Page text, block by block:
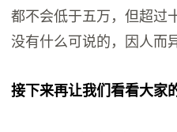
都不会低于五万，但超过
没有什么可说的，因人而
接下来再让我们看看大家